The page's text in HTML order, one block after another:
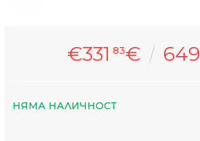
€331 83€ 649
НЯМА НАЛИЧНОСТ